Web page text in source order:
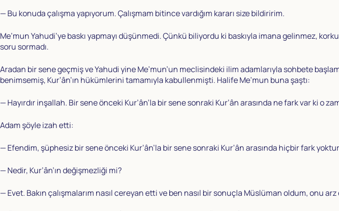
— Bu konuda çalışma yapıyorum. Çalışmam bitince vardığım kararı size bildiririm.
Me’mun Yahudi’ye baskı yapmayı düşünmedi. Çünkü biliyordu ki baskıyla imana gelinmez,
soru sormadı.
Aradan bir sene geçmiş ve Yahudi yine Me’mun’un meclisindeki ilim adamlarıyla sohbete
benimsemiş, Kur’ân’ın hükümlerini tamamıyla kabullenmişti. Halife Me’mun buna şaştı:
— Hayırdır inşallah. Bir sene önceki Kur’ân’la bir sene sonraki Kur’ân arasında ne fark var ki o
Adam şöyle izah etti:
— Efendim, şüphesiz bir sene önceki Kur’ân’la bir sene sonraki Kur’ân arasında hiçbir fark
— Nedir, Kur’ân’ın değişmezliği mi?
— Evet. Bakın çalışmalarım nasıl cereyan etti ve ben nasıl bir sonuçla Müslüman oldum, onu